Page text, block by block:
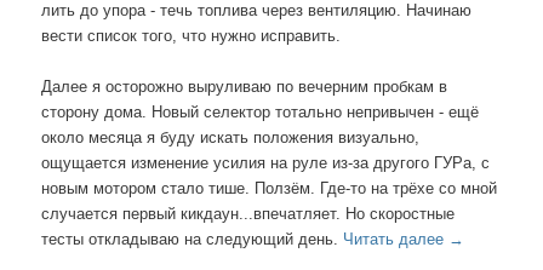
лить до упора - течь топлива через вентиляцию. Начинаю
вести список того, что нужно исправить.
Далее я осторожно выруливаю по вечерним пробкам в
сторону дома. Новый селектор тотально непривычен - ещё
около месяца я буду искать положения визуально,
ощущается изменение усилия на руле из-за другого ГУРа, с
новым мотором стало тише. Ползём. Где-то на трёхе со мной
случается первый кикдаун...впечатляет. Но скоростные
тесты откладываю на следующий день. Читать далее →